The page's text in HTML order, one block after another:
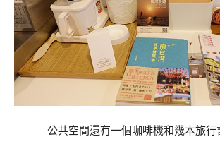
公共空間還有一個咖啡機和幾本旅行